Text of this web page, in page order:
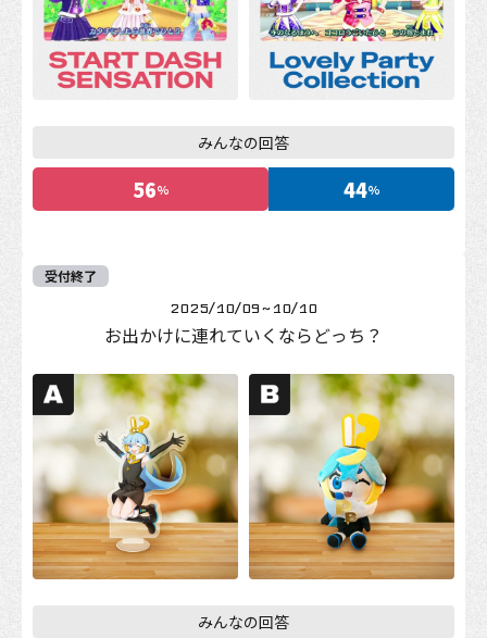
みんなの回答
56% 44%
受付終了
2025/10/09~ 10/10
お出かけに連れていくならどっち？
みんなの回答